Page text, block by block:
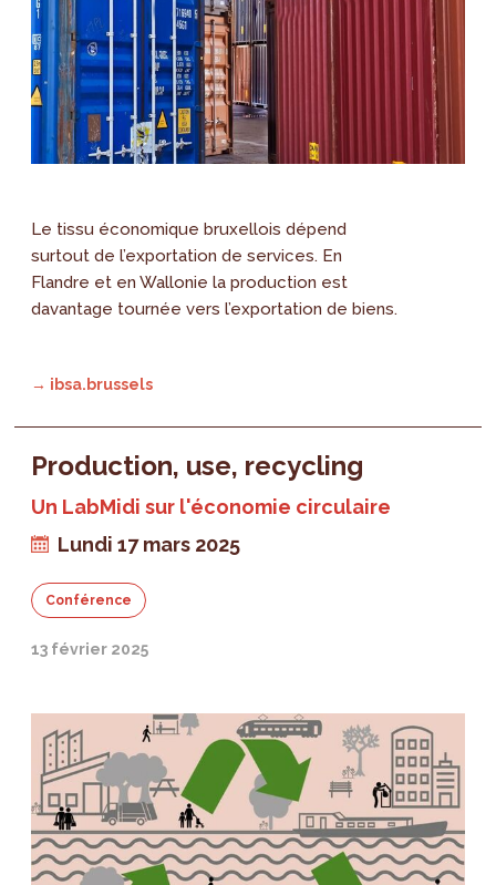
Le tissu économique bruxellois dépend
surtout de l’exportation de services. En
Flandre et en Wallonie la production est
davantage tournée vers l’exportation de biens.
→ ibsa.brussels
Production, use, recycling
Un LabMidi sur l'économie circulaire
Lundi 17 mars 2025
Conférence
13 février 2025